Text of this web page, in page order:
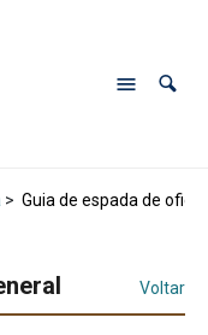
> Guia de espada de
Voltar